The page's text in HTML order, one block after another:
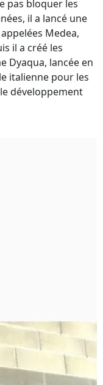
pas bloquer les
il a lancé une
Medea,
il a créé les
Dyaqua, lancée en
italienne pour les
développement